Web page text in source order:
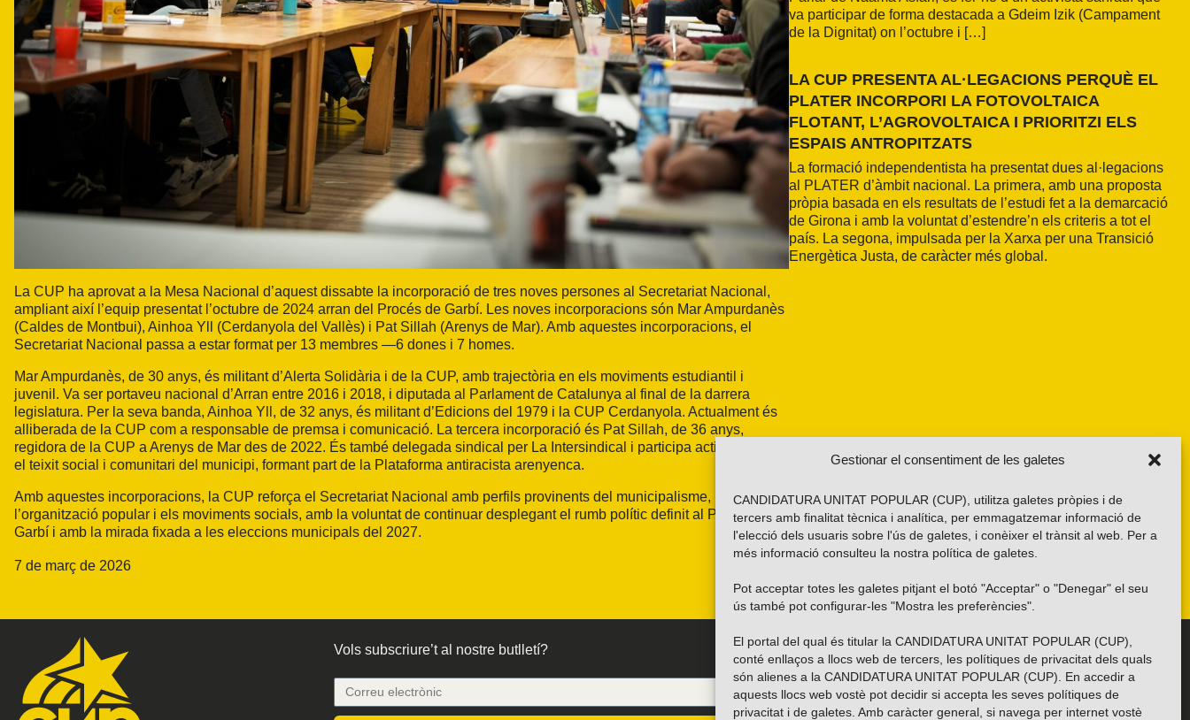
Gestionar el consentiment de les galetes
CANDIDATURA UNITAT POPULAR (CUP), utilitza galetes pròpies i de
tercers amb finalitat tècnica i analítica, per emmagatzemar informació de
l'elecció dels usuaris sobre l'ús de galetes, i conèixer el trànsit al web. Per a
més informació consulteu la nostra política de galetes
Pot acceptar totes les galetes pitjant el botó "Acceptar" o "Denegar" el seu
ús també pot configurar-les "Mostra les preferències".
El portal del qual és titular la CANDIDATURA UNITAT POPULAR (CUP),
conté enllaços a llocs web de tercers, les polítiques de privacitat dels quals
són alienes a la CANDIDATURA UNITAT POPULAR (CUP). En accedir a
aquests llocs web vostè pot decidir si accepta les seves polítiques de
privacitat i de galetes. Amb caràcter general, si navega per internet vostè
La CUP ha aprovat a la Mesa Nacional d’aquest dissabte la incorporació de tres noves persones al Secretariat Nacional,
ampliant així l’equip presentat l’octubre de 2024 arran del Procés de Garbí. Les noves incorporacions són Mar Ampurdanès
(Caldes de Montbui), Ainhoa Yll (Cerdanyola del Vallès) i Pat Sillah (Arenys de Mar). Amb aquestes incorporacions, el
Secretariat Nacional passa a estar format per 13 membres —6 dones i 7 homes.
Mar Ampurdanès, de 30 anys, és militant d’Alerta Solidària i de la CUP, amb trajectòria en els moviments estudiantil i
juvenil. Va ser portaveu nacional d’Arran entre 2016 i 2018, i diputada al Parlament de Catalunya al final de la darrera
legislatura. Per la seva banda, Ainhoa Yll, de 32 anys, és militant d’Edicions del 1979 i la CUP Cerdanyola. Actualment és
alliberada de la CUP com a responsable de premsa i comunicació. La tercera incorporació és Pat Sillah, de 36 anys,
regidora de la CUP a Arenys de Mar des de 2022. És també delegada sindical per La Intersindical i participa activament en
el teixit social i comunitari del municipi, formant part de la Plataforma antiracista arenyenca.
Amb aquestes incorporacions, la CUP reforça el Secretariat Nacional amb perfils provinents del municipalisme,
l’organització popular i els moviments socials, amb la voluntat de continuar desplegant el rumb polític definit al Procés de
Garbí i amb la mirada fixada a les eleccions municipals del 2027.
7 de març de 2026
va participar de forma destacada a Gdeim Izik (Campament
de la Dignitat) on l’octubre i […]
LA CUP PRESENTA AL·LEGACIONS PERQUÈ EL
PLATER INCORPORI LA FOTOVOLTAICA
FLOTANT, L’AGROVOLTAICA I PRIORITZI ELS
ESPAIS ANTROPITZATS
La formació independentista ha presentat dues al·legacions
al PLATER d’àmbit nacional. La primera, amb una proposta
pròpia basada en els resultats de l’estudi fet a la demarcació
de Girona i amb la voluntat d’estendre’n els criteris a tot el
país. La segona, impulsada per la Xarxa per una Transició
Energètica Justa, de caràcter més global.
Vols subscriure’t al nostre butlletí? Troba’ns a les xarxes socials